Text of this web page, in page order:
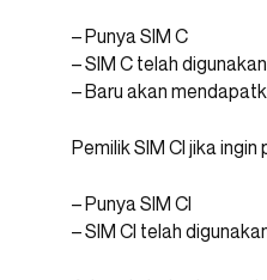
– Punya SIM C
– SIM C telah
– Baru akan
Pemilik SIM CI jika
– Punya SIM CI
– SIM CI telah